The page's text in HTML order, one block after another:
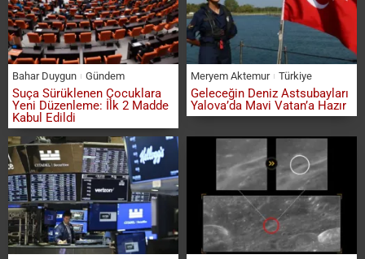
Bahar Duygun Gündem
Suça Sürüklenen Çocuklara
Yeni Düzenleme: İlk 2 Madde
Kabul Edildi
Meryem Aktemur Türkiye
Geleceğin Deniz Astsubayları
Yalova’da Mavi Vatan’a Hazır